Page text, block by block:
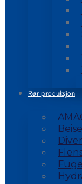
Rør produksjon